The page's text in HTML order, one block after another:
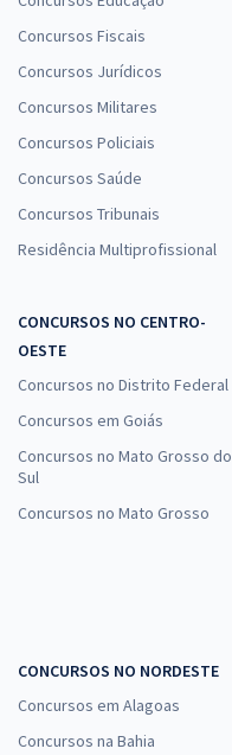
Concursos Fiscais
Concursos Jurídicos
Concursos Militares
Concursos Policiais
Concursos Saúde
Concursos Tribunais
Residência Multiprofissional
CONCURSOS NO CENTRO-
OESTE
Concursos no Distrito Federal
Concursos em Goiás
Concursos no Mato Grosso do
Sul
Concursos no Mato Grosso
CONCURSOS NO NORDESTE
Concursos em Alagoas
Concursos na Bahia